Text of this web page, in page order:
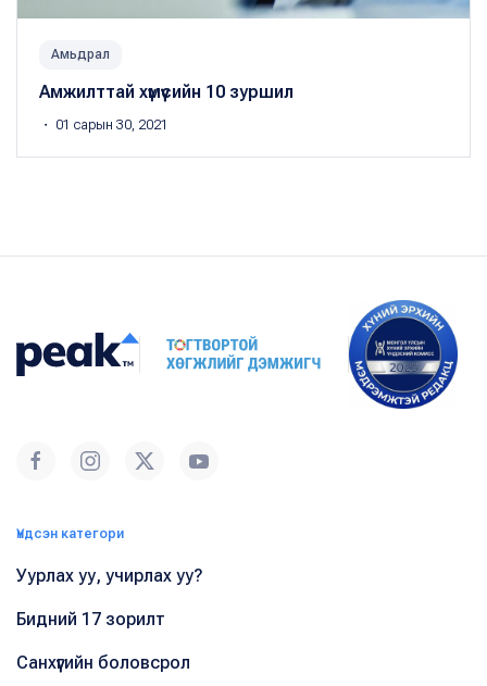
Амьдрал
Амжилттай хүмүүсийн 10 зуршил
・ 01 сарын 30, 2021
Үндсэн категори
Уурлах уу, учирлах уу?
Бидний 17 зорилт
Санхүүгийн боловсрол